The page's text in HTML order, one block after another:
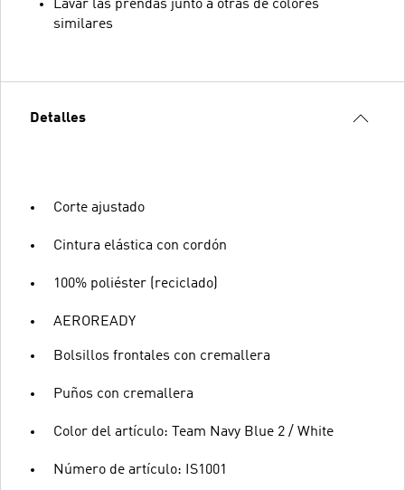
Lavar las prendas junto a otras de colores
similares
Detalles
Corte ajustado
Cintura elástica con cordón
100% poliéster (reciclado)
AEROREADY
Bolsillos frontales con cremallera
Puños con cremallera
Color del artículo: Team Navy Blue 2 / White
Número de artículo: IS1001